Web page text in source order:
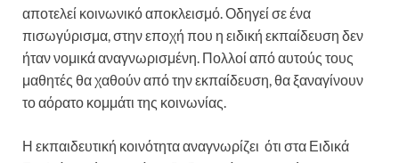
αποτελεί κοινωνικό αποκλεισμό. Οδηγεί σε ένα
πισωγύρισμα, στην εποχή που η ειδική εκπαίδευση δεν
ήταν νομικά αναγνωρισμένη. Πολλοί από αυτούς τους
μαθητές θα χαθούν από την εκπαίδευση, θα ξαναγίνουν
το αόρατο κομμάτι της κοινωνίας.
Η εκπαιδευτική κοινότητα αναγνωρίζει ότι στα Ειδικά